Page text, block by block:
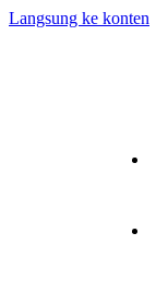
Langsung ke konten